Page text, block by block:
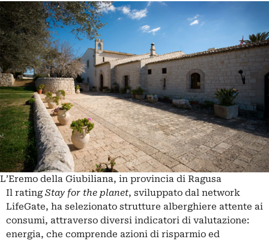
L’Eremo della Giubiliana, in provincia di Ragusa
Il ratingStay for the planet, sviluppato dal network
LifeGate, ha selezionato strutture alberghiere attente ai
consumi, attraverso diversi indicatori di valutazione:
energia, che comprende azioni di risparmio ed